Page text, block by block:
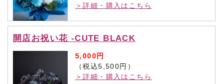
＞詳細・購入はこちら
開店お祝い花 -CUTE BLACK
5,000円
（税込5,500円）
＞詳細・購入はこちら